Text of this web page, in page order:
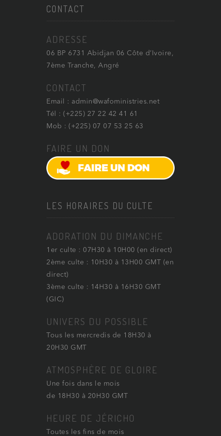
CONTACT
ADRESSE
06 BP 6731 Abidjan 06 Côte d’Ivoire,
7ème Tranche, Angré
CONTACT
Email : admin@wafoministries.net
Tél : (+225) 27 22 42 41 61
Mob : (+225) 07 07 53 25 63
FAIRE UN DON
LES HORAIRES DU CULTE
ADORATION DU DIMANCHE
1er culte : 07H30 à 10H00 (en direct)
2ème culte : 10H30 à 13H00 GMT (en
direct)
3ème culte : 14H30 à 16H30 GMT
(GIC)
UNIVERS DU POSSIBLE
Tous les mercredis de 18H30 à
20H30 GMT
ATMOSPHÈRE DE GLOIRE
Une fois dans le mois
de 18H30 à 20H30 GMT
HEURE DE JÉRICHO
Toutes les fins de mois